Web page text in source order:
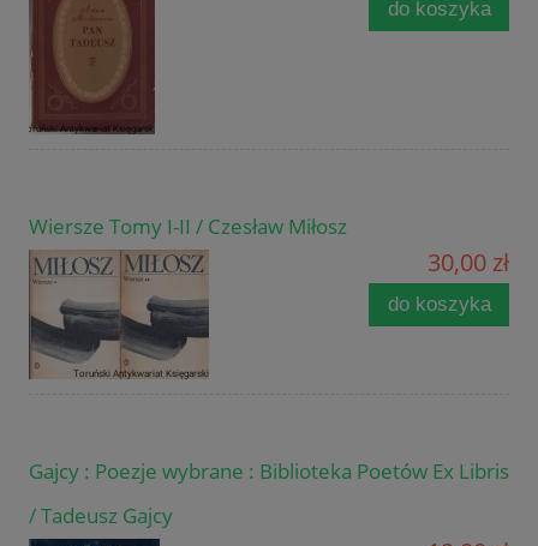
do koszyka
Wiersze Tomy I-II / Czesław Miłosz
30,00 zł
do koszyka
Gajcy : Poezje wybrane : Biblioteka Poetów Ex Libris
/ Tadeusz Gajcy